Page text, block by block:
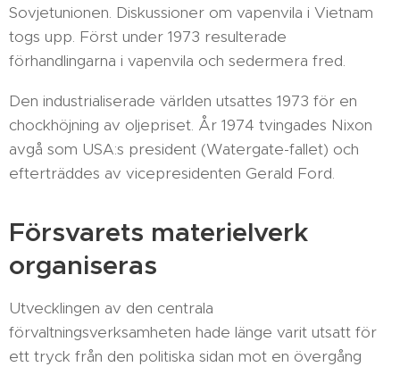
Sovjetunionen. Diskussioner om vapenvila i Vietnam
togs upp. Först under 1973 resulterade
förhandlingarna i vapenvila och sedermera fred.
Den industrialiserade världen utsattes 1973 för en
chockhöjning av oljepriset. År 1974 tvingades Nixon
avgå som USA:s president (Watergate-fallet) och
efterträddes av vicepresidenten Gerald Ford.
Försvarets materielverk
organiseras
Utvecklingen av den centrala
förvaltningsverksamheten hade länge varit utsatt för
ett tryck från den politiska sidan mot en övergång